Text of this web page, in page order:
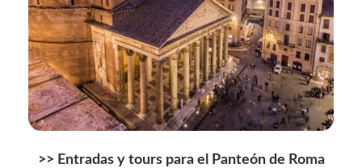
>> Entradas y tours para el Panteón de Roma